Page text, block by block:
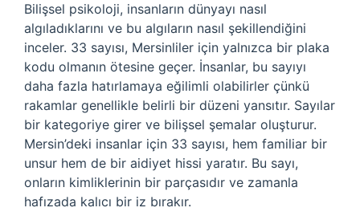
Bilişsel psikoloji, insanların dünyayı nasıl
algıladıklarını ve bu algıların nasıl şekillendiğini
inceler. 33 sayısı, Mersinliler için yalnızca bir plaka
kodu olmanın ötesine geçer. İnsanlar, bu sayıyı
daha fazla hatırlamaya eğilimli olabilirler çünkü
rakamlar genellikle belirli bir düzeni yansıtır. Sayılar
bir kategoriye girer ve bilişsel şemalar oluşturur.
Mersin’deki insanlar için 33 sayısı, hem familiar bir
unsur hem de bir aidiyet hissi yaratır. Bu sayı,
onların kimliklerinin bir parçasıdır ve zamanla
hafızada kalıcı bir iz bırakır.